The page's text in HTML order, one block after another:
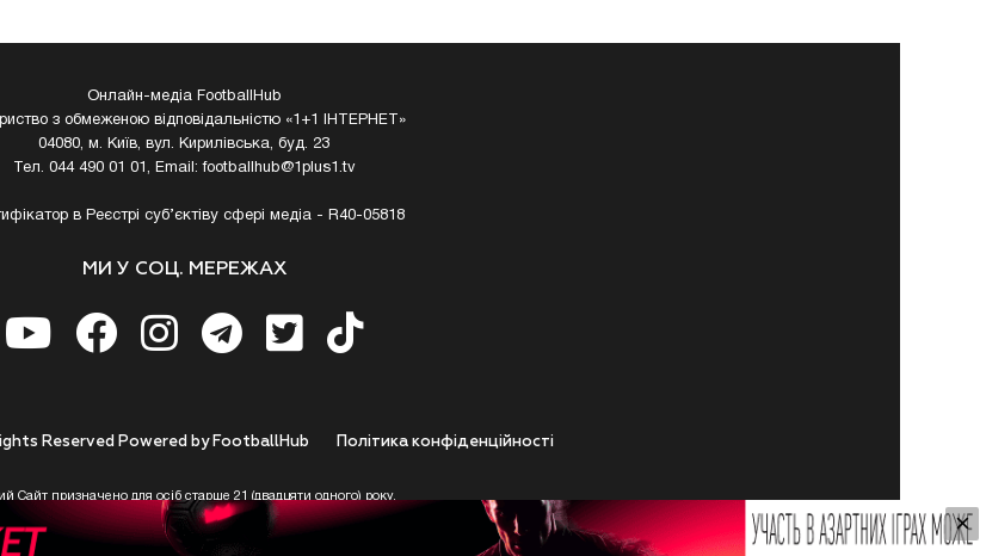
Онлайн-медіа FootballHub
з обмеженою відповідальністю «1+1 ІНТЕРНЕТ»
04080, м. Київ, вул. Кирилівська, буд. 23
Тел. 044 490 01 01, Email:footballhub@1plus1.tv
в Реєстрі суб’єктіву сфері медіа - R40-05818
МИ У СОЦ. МЕРЕЖАХ
Полiтика конфiденцiйностi
Reserved Powered by FootballHub
Сайт призначено для осіб старше 21 (двадцяти одного) року.
https://footballhub.ua, Користувач цим підтверджує, що досяг 21-річного віку.
не досягли 21-річного віку - не розпочинайте або припиніть користування Сайтом.
×